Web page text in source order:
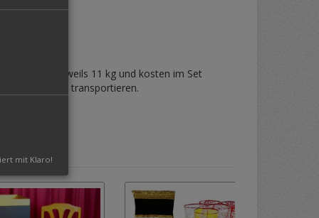
wiegen jeweils 11 kg und kosten im Set
Flugzeug zu transportieren.
mit Klaro!